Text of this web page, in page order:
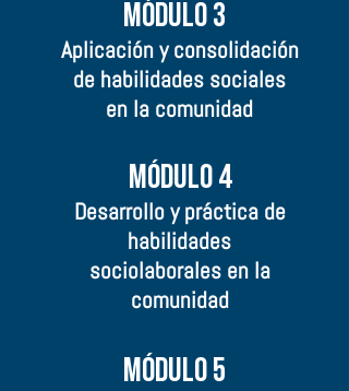
Módulo 3
Aplicación y consolidación
de habilidades sociales
en la comunidad
Módulo 4
Desarrollo y práctica de
habilidades
sociolaborales en la
comunidad
Módulo 5